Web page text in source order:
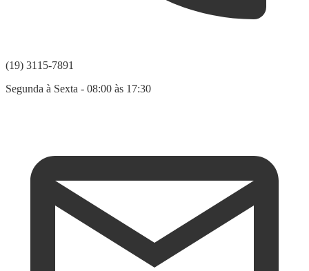
(19) 3115-7891
Segunda à Sexta - 08:00 às 17:30